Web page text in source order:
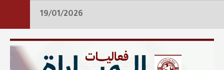
19/01/2026